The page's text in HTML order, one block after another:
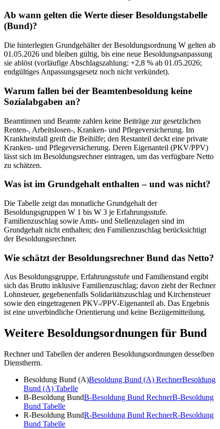
Ab wann gelten die Werte dieser Besoldungstabelle
(Bund)?
Die hinterlegten Grundgehälter der Besoldungsordnung W gelten ab
01.05.2026 und bleiben gültig, bis eine neue Besoldungsanpassung
sie ablöst (vorläufige Abschlagszahlung: +2,8 % ab 01.05.2026;
endgültiges Anpassungsgesetz noch nicht verkündet).
Warum fallen bei der Beamtenbesoldung keine
Sozialabgaben an?
Beamtinnen und Beamte zahlen keine Beiträge zur gesetzlichen
Renten-, Arbeitslosen-, Kranken- und Pflegeversicherung. Im
Krankheitsfall greift die Beihilfe; den Restanteil deckt eine private
Kranken- und Pflegeversicherung. Deren Eigenanteil (PKV/PPV)
lässt sich im Besoldungsrechner eintragen, um das verfügbare Netto
zu schätzen.
Was ist im Grundgehalt enthalten – und was nicht?
Die Tabelle zeigt das monatliche Grundgehalt der
Besoldungsgruppen W 1 bis W 3 je Erfahrungsstufe.
Familienzuschlag sowie Amts- und Stellenzulagen sind im
Grundgehalt nicht enthalten; den Familienzuschlag berücksichtigt
der Besoldungsrechner.
Wie schätzt der Besoldungsrechner Bund das Netto?
Aus Besoldungsgruppe, Erfahrungsstufe und Familienstand ergibt
sich das Brutto inklusive Familienzuschlag; davon zieht der Rechner
Lohnsteuer, gegebenenfalls Solidaritätszuschlag und Kirchensteuer
sowie den eingetragenen PKV-/PPV-Eigenanteil ab. Das Ergebnis
ist eine unverbindliche Orientierung und keine Bezügemitteilung.
Weitere Besoldungsordnungen für Bund
Rechner und Tabellen der anderen Besoldungsordnungen desselben
Dienstherrn.
Besoldung Bund (A)Besoldung Bund (A) RechnerBesoldung
Bund (A) Tabelle
B-Besoldung BundB-Besoldung Bund RechnerB-Besoldung
Bund Tabelle
R-Besoldung BundR-Besoldung Bund RechnerR-Besoldung
Bund Tabelle